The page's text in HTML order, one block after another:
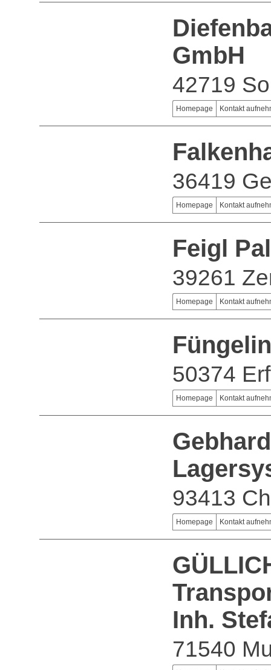
GmbH
42719
Homepage Kontakt
36419
Homepage Kontakt
Feigl
39261
Homepage Kontakt
50374
Homepage Kontakt
93413
Homepage Kontakt
Inh.
71540